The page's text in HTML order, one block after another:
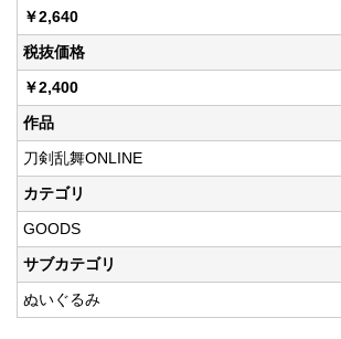
￥2,640
税抜価格
￥2,400
作品
刀剣乱舞ONLINE
カテゴリ
GOODS
サブカテゴリ
ぬいぐるみ